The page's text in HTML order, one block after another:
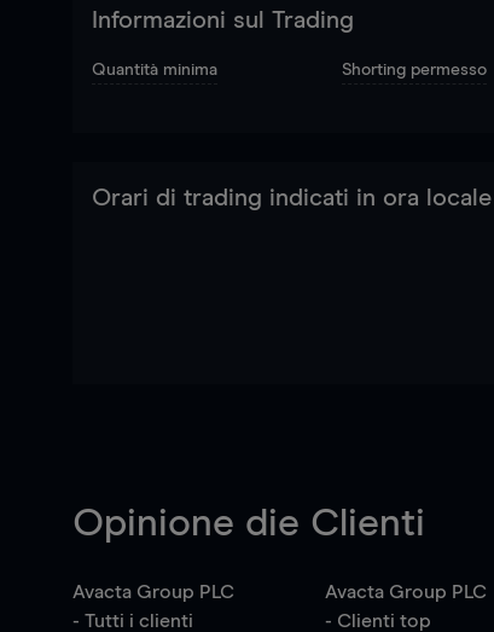
Informazioni sul Trading
Quantità minima Shorting permesso
Orari di trading indicati in ora locale
Opinione die Clienti
Avacta Group PLC
- Tutti i clienti
Avacta Group PLC
- Clienti top